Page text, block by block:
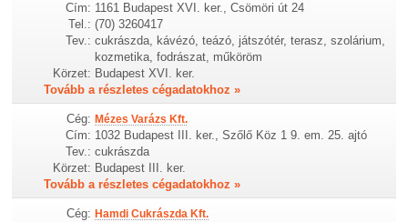
Cím: 1161 Budapest XVI. ker., Csömöri út 24
Tel.: (70) 3260417
Tev.: cukrászda, kávézó, teázó, játszótér, terasz, szolárium,
kozmetika, fodrászat, műköröm
Körzet: Budapest XVI. ker.
Tovább a részletes cégadatokhoz »
Cég: Mézes Varázs Kft.
Cím: 1032 Budapest III. ker., Szőlő Köz 1 9. em. 25. ajtó
Tev.: cukrászda
Körzet: Budapest III. ker.
Tovább a részletes cégadatokhoz »
Cég: Hamdi Cukrászda Kft.